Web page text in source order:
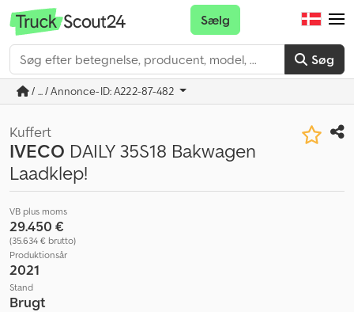
Søg
Sælg
/ ... / Annonce-ID: A222-87-482
Kuffert
IVECO DAILY 35S18 Bakwagen
Laadklep!
VB plus moms
29.450 €
(35.634 € brutto)
Produktionsår
2021
Stand
Brugt